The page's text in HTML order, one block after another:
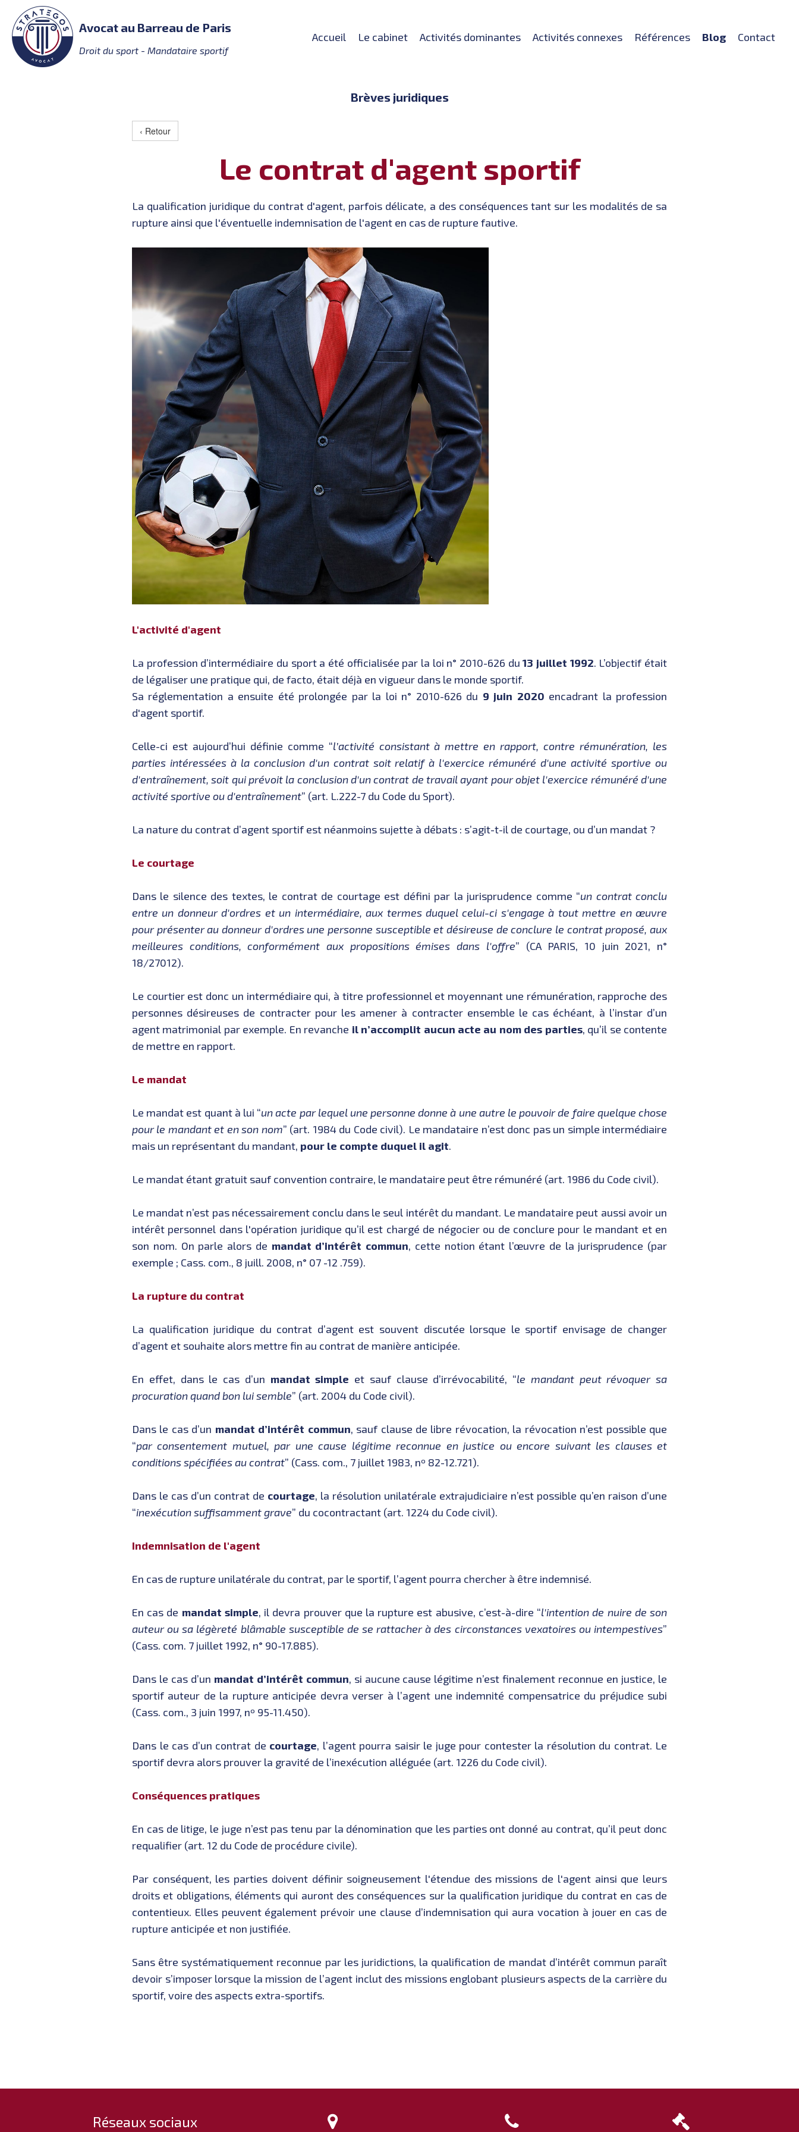
Avocat au Barreau de Paris
Droit du sport - Mandataire sportif
Accueil Le cabinet Activités dominantes Activités connexes Références Blog Contact
Brèves juridiques
‹ Retour
Le contrat d'agent sportif
La qualification juridique du contrat d'agent, parfois délicate, a des conséquences tant sur les modalités de sa
rupture ainsi que l'éventuelle indemnisation de l'agent en cas de rupture fautive.
L'activité d'agent
La profession d’intermédiaire du sport a été officialisée par la loi n° 2010-626 du13 juillet 1992. L’objectif était
de légaliser une pratique qui, de facto, était déjà en vigueur dans le monde sportif.
Sa réglementation a ensuite été prolongée par la loi n° 2010-626 du 9 juin 2020 encadrant la profession
d'agent sportif.
Celle-ci est aujourd’hui définie comme “l’activité consistant à mettre en rapport, contre rémunération, les
parties intéressées à la conclusion d'un contrat soit relatif à l'exercice rémunéré d'une activité sportive ou
d'entraînement, soit qui prévoit la conclusion d'un contrat de travail ayant pour objet l'exercice rémunéré d'une
activité sportive ou d'entraînement” (art. L.222-7 du Code du Sport).
La nature du contrat d’agent sportif est néanmoins sujette à débats : s’agit-t-il de courtage, ou d’un mandat ?
Le courtage
Dans le silence des textes, le contrat de courtage est défini par la jurisprudence comme “un contrat conclu
entre un donneur d'ordres et un intermédiaire, aux termes duquel celui-ci s'engage à tout mettre en œuvre
pour présenter au donneur d'ordres une personne susceptible et désireuse de conclure le contrat proposé, aux
meilleures conditions, conformément aux propositions émises dans l'offre” (CA PARIS, 10 juin 2021, n°
18/27012).
Le courtier est donc un intermédiaire qui, à titre professionnel et moyennant une rémunération, rapproche des
personnes désireuses de contracter pour les amener à contracter ensemble le cas échéant, à l’instar d’un
agent matrimonial par exemple. En revanche il n’accomplit aucun acte au nom des parties, qu’il se contente
de mettre en rapport.
Le mandat
Le mandat est quant à lui “un acte par lequel une personne donne à une autre le pouvoir de faire quelque chose
pour le mandant et en son nom” (art. 1984 du Code civil). Le mandataire n’est donc pas un simple intermédiaire
mais un représentant du mandant, pour le compte duquel il agit.
Le mandat étant gratuit sauf convention contraire, le mandataire peut être rémunéré (art. 1986 du Code civil).
Le mandat n’est pas nécessairement conclu dans le seul intérêt du mandant. Le mandataire peut aussi avoir un
intérêt personnel dans l'opération juridique qu’il est chargé de négocier ou de conclure pour le mandant et en
son nom. On parle alors de mandat d’intérêt commun, cette notion étant l’œuvre de la jurisprudence (par
exemple ; Cass. com., 8 juill. 2008, n° 07 -12 .759).
La rupture du contrat
La qualification juridique du contrat d’agent est souvent discutée lorsque le sportif envisage de changer
d’agent et souhaite alors mettre fin au contrat de manière anticipée.
En effet, dans le cas d’un mandat simple et sauf clause d’irrévocabilité, “le mandant peut révoquer sa
procuration quand bon lui semble” (art. 2004 du Code civil).
Dans le cas d’un mandat d’intérêt commun, sauf clause de libre révocation, la révocation n’est possible que
“par consentement mutuel, par une cause légitime reconnue en justice ou encore suivant les clauses et
conditions spécifiées au contrat” (Cass. com., 7 juillet 1983, nº 82-12.721).
Dans le cas d’un contrat de courtage, la résolution unilatérale extrajudiciaire n’est possible qu’en raison d’une
“inexécution suffisamment grave” du cocontractant (art. 1224 du Code civil).
Indemnisation de l'agent
En cas de rupture unilatérale du contrat, par le sportif, l’agent pourra chercher à être indemnisé.
En cas de mandat simple, il devra prouver que la rupture est abusive, c’est-à-dire “l'intention de nuire de son
auteur ou sa légèreté blâmable susceptible de se rattacher à des circonstances vexatoires ou intempestives”
(Cass. com. 7 juillet 1992, n° 90-17.885).
Dans le cas d’un mandat d’intérêt commun, si aucune cause légitime n’est finalement reconnue en justice, le
sportif auteur de la rupture anticipée devra verser à l’agent une indemnité compensatrice du préjudice subi
(Cass. com., 3 juin 1997, nº 95-11.450).
Dans le cas d’un contrat de courtage, l’agent pourra saisir le juge pour contester la résolution du contrat. Le
sportif devra alors prouver la gravité de l’inexécution alléguée (art. 1226 du Code civil).
Conséquences pratiques
En cas de litige, le juge n’est pas tenu par la dénomination que les parties ont donné au contrat, qu’il peut donc
requalifier (art. 12 du Code de procédure civile).
Par conséquent, les parties doivent définir soigneusement l'étendue des missions de l'agent ainsi que leurs
droits et obligations, éléments qui auront des conséquences sur la qualification juridique du contrat en cas de
contentieux. Elles peuvent également prévoir une clause d’indemnisation qui aura vocation à jouer en cas de
rupture anticipée et non justifiée.
Sans être systématiquement reconnue par les juridictions, la qualification de mandat d’intérêt commun paraît
devoir s’imposer lorsque la mission de l’agent inclut des missions englobant plusieurs aspects de la carrière du
sportif, voire des aspects extra-sportifs.
Réseaux sociaux   